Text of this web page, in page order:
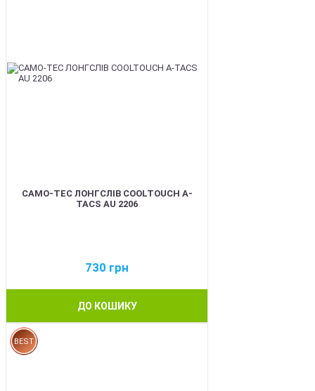
CAMO-TEC ЛОНГСЛІВ COOLTOUCH A-
TACS AU 2206
730 грн
ДО КОШИКУ
BEST